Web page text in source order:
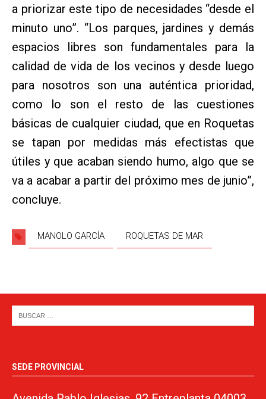
a priorizar este tipo de necesidades “desde el
minuto uno”. “Los parques, jardines y demás
espacios libres son fundamentales para la
calidad de vida de los vecinos y desde luego
para nosotros son una auténtica prioridad,
como lo son el resto de las cuestiones
básicas de cualquier ciudad, que en Roquetas
se tapan por medidas más efectistas que
útiles y que acaban siendo humo, algo que se
va a acabar a partir del próximo mes de junio”,
concluye.
MANOLO GARCÍA ROQUETAS DE MAR
SEDE PROVINCIAL